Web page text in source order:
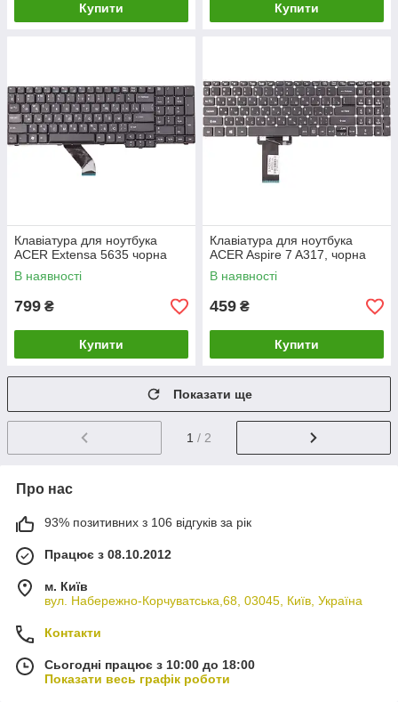
Купити Купити
Клавіатура для ноутбука
ACER Extensa 5635 чорна
В наявності
799 ₴
Купити
Клавіатура для ноутбука
ACER Aspire 7 A317, чорна
В наявності
459 ₴
Купити
Показати ще
1 / 2
Про нас
93% позитивних з 106 відгуків за рік
Працює з 08.10.2012
м. Київ
вул. Набережно-Корчуватська,68, 03045, Київ, Україна
Контакти
Сьогодні працює з 10:00 до 18:00
Показати весь графік роботи